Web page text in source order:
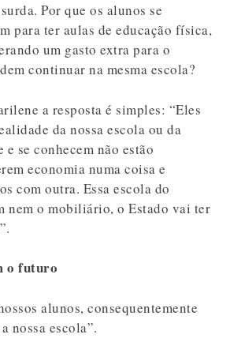
Por que os alunos se
para ter aulas de educação física,
um gasto extra para o
continuar na mesma escola?
a resposta é simples: “Eles
da nossa escola ou da
e se conhecem não estão
economia numa coisa e
com outra. Essa escola do
nem o mobiliário, o Estado vai ter
o futuro
alunos, consequentemente
nossa escola”.